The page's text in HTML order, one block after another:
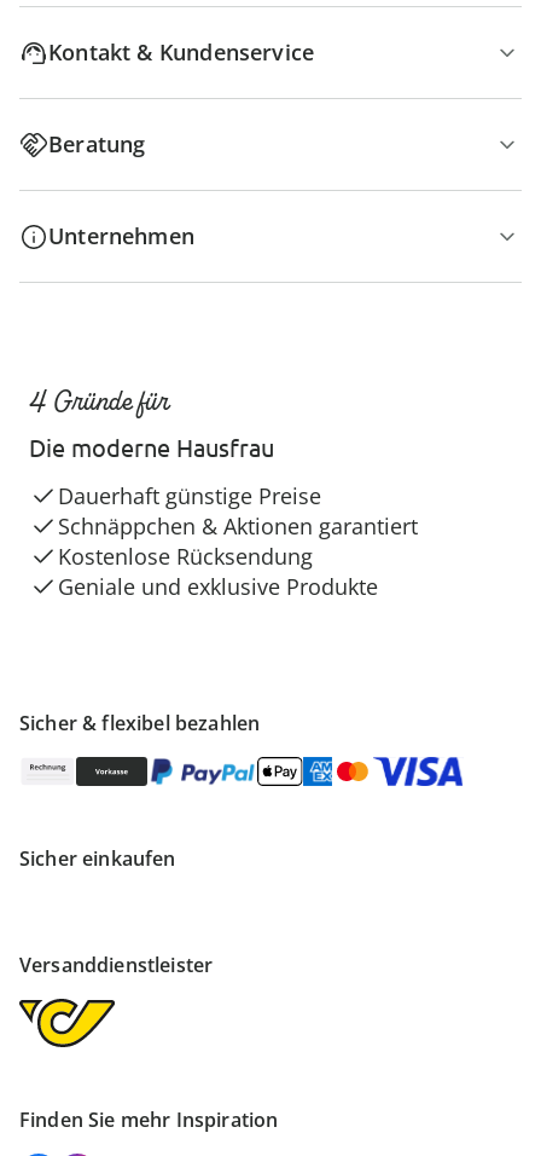
Kontakt & Kundenservice
Beratung
Unternehmen
Sicher & flexibel bezahlen
Sicher einkaufen
Versanddienstleister
Finden Sie mehr Inspiration
4 Gründe für
Die moderne Hausfrau
Dauerhaft günstige Preise
Schnäppchen & Aktionen garantiert
Kostenlose Rücksendung
Geniale und exklusive Produkte